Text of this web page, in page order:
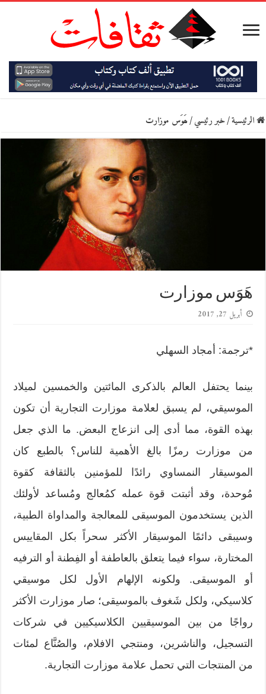
الرئيسية/خبر رئيسي/ھَوَس موزارت
ھَوَس موزارت
أبريل 27, 2017
*ترجمة: أمجاد السهلي
بینما یحتفل العالم بالذكرى المائتين والخمسين لميلاد
الموسيقي، لم يسبق لعلامة موزارت التجارية أن تكون
بهذه القوة، مما أدى إلى انزعاج البعض. ما الذي جعل
من موزارت رمزًا بالغ الأهمية للناس؟ بالطبع كان
الموسیقار النمساوي رائدًا للمؤمنين بالثقافة كقوة
مُوحدة، وقد أثبتت قوة عمله كمُعالج ومُساعد لأولئك
الذین یستخدمون الموسيقى للمعالجة والمداواة الطبية،
وسیبقى دائمًا الموسیقار الأكثر سحراً بكل المقاييس
المختارة، سواء فيما يتعلق بالعاطفة أو الفِطنة أو الترفيه
أو الموسيقى. ولكونه الإلهام الأول لكل موسيقي
كلاسيكي، ولكل شَغوف بالموسيقى؛ صار موزارت الأكثر
رواجًا من بین الموسیقیین الكلاسیكیین في شركات
التسجیل، والناشرین، ومنتجي الافلام، والصُنَّاع لمئات
من المنتجات التي تحمل علامة موزارت التجارية.